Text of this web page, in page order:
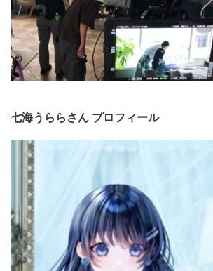
七海うららさん プロフィール